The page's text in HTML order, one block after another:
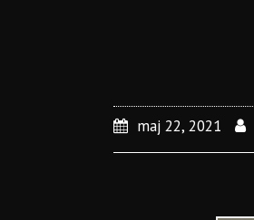
maj 22, 2021